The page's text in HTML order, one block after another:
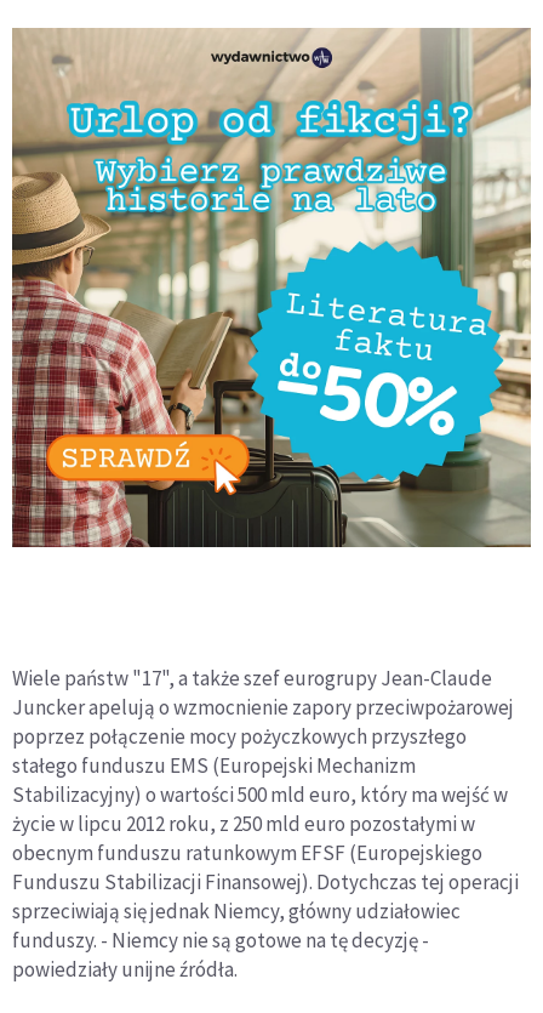
Wiele państw "17", a także szef eurogrupy Jean-Claude
Juncker apelują o wzmocnienie zapory przeciwpożarowej
poprzez połączenie mocy pożyczkowych przyszłego
stałego funduszu EMS (Europejski Mechanizm
Stabilizacyjny) o wartości 500 mld euro, który ma wejść w
życie w lipcu 2012 roku, z 250 mld euro pozostałymi w
obecnym funduszu ratunkowym EFSF (Europejskiego
Funduszu Stabilizacji Finansowej). Dotychczas tej operacji
sprzeciwiają się jednak Niemcy, główny udziałowiec
funduszy. - Niemcy nie są gotowe na tę decyzję -
powiedziały unijne źródła.